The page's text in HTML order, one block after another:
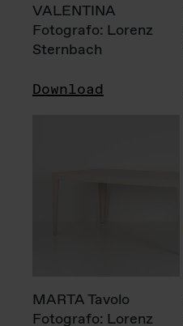
VALENTINA
Fotografo: Lorenz
Sternbach
Download
MARTA Tavolo
Fotografo: Lorenz